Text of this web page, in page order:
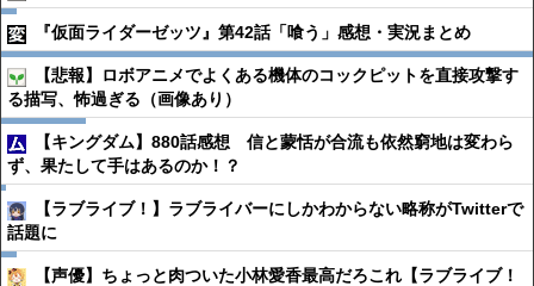
『仮面ライダーゼッツ』第42話「喰う」感想・実況まとめ
【悲報】ロボアニメでよくある機体のコックピットを直接攻撃す
る描写、怖過ぎる（画像あり）
【キングダム】880話感想 信と蒙恬が合流も依然窮地は変わら
ず、果たして手はあるのか！？
【ラブライブ！】ラブライバーにしかわからない略称がTwitterで
話題に
【声優】ちょっと肉ついた小林愛香最高だろこれ【ラブライブ！